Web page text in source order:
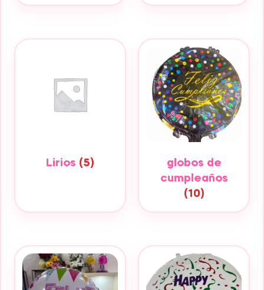
Lirios (5)
globos de
cumpleaños
(10)